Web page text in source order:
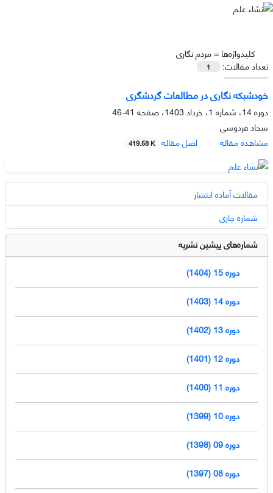
کلیدواژه‌ها =مردم نگاری
تعداد مقالات:
1
خودشبکه نگاری در مطالعات گردشگری
دوره 14، شماره 1، خرداد 1403، صفحه
41-46
سجاد فردوسی
مشاهده مقاله
اصل مقاله 419.58 K
مقالات آماده انتشار
شماره جاری
شماره‌های پیشین نشریه
دوره 15 (1404)
دوره 14 (1403)
دوره 13 (1402)
دوره 12 (1401)
دوره 11 (1400)
دوره 10 (1399)
دوره 09 (1398)
دوره 08 (1397)